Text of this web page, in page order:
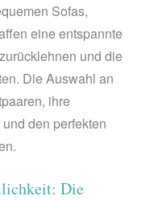
Sofas,
eine entspannte
und die
Die Auswahl an
ihre
den perfekten
Die